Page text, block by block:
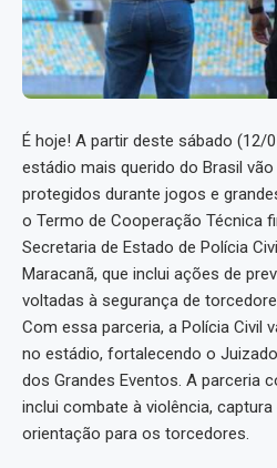
É hoje! A partir deste sábado (12/
estádio mais querido do Brasil
protegidos durante jogos e
o Termo de Cooperação Técnica
Secretaria de Estado de Polícia
Maracanã, que inclui ações de
voltadas à segurança de
Com essa parceria, a Polícia Civil
no estádio, fortalecendo o
dos Grandes Eventos. A parceria
inclui combate à violência,
orientação para os torcedores.